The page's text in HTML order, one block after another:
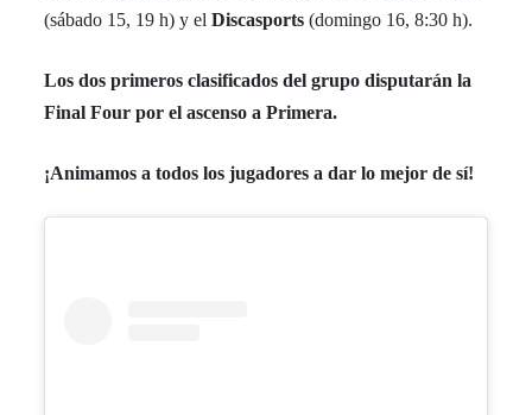
(sábado 15, 19 h) y elDiscasports (domingo 16, 8:30 h).
Los dos primeros clasificados del grupo disputarán la
Final Four por el ascenso a Primera.
¡Animamos a todos los jugadores a dar lo mejor de sí!